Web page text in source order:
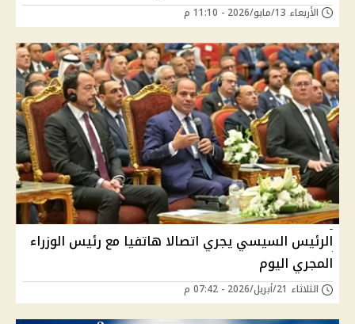
الأربعاء 13/مايو/2026 - 11:10 م
الرئيس السيسي يجري اتصالا هاتفيا مع رئيس الوزراء
المجري اليوم
الثلاثاء 21/أبريل/2026 - 07:42 م